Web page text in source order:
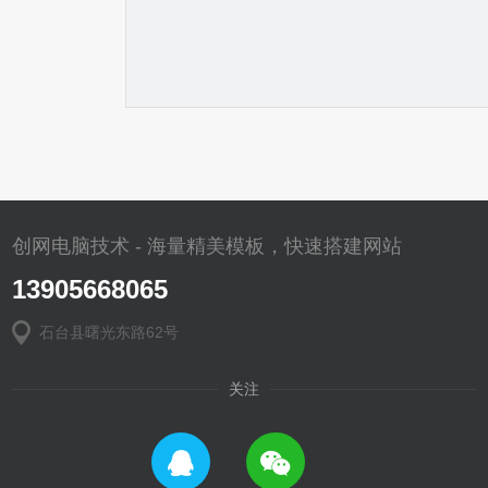
创网电脑技术 - 海量精美模板，快速搭建网站
13905668065
石台县曙光东路62号
关注